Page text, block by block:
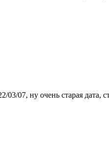
03/07, ну очень старая дата,